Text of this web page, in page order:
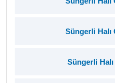
Süngerli Halı
Süngerli